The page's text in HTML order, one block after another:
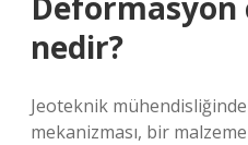
nedir?
Jeoteknik
mekanizması, bir